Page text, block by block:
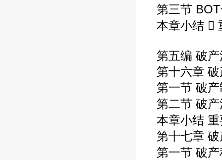
第三节
本章小结 
第五编 破
第十六章
第一节 破
第二节 破
本章小结
第十七章
第一节 破